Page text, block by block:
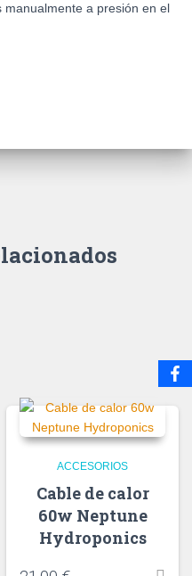
manualmente a presión en el
ACCESORIOS
Cable de calor
60w Neptune
Hydroponics